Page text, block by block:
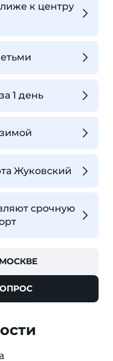
к центру
1 день
Жуковский
срочную